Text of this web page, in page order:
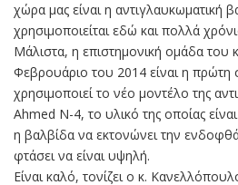
χώρα μας είναι η αντιγλαυκωματική
χρησιμοποιείται εδώ και πολλά
Μάλιστα, η επιστημονική ομάδα
Φεβρουάριο του 2014 είναι η
χρησιμοποιεί το νέο μοντέλο της
Ahmed N-4, το υλικό της οποίας
η βαλβίδα να εκτονώνει την
φτάσει να είναι υψηλή.
Είναι καλό, τονίζει ο κ.